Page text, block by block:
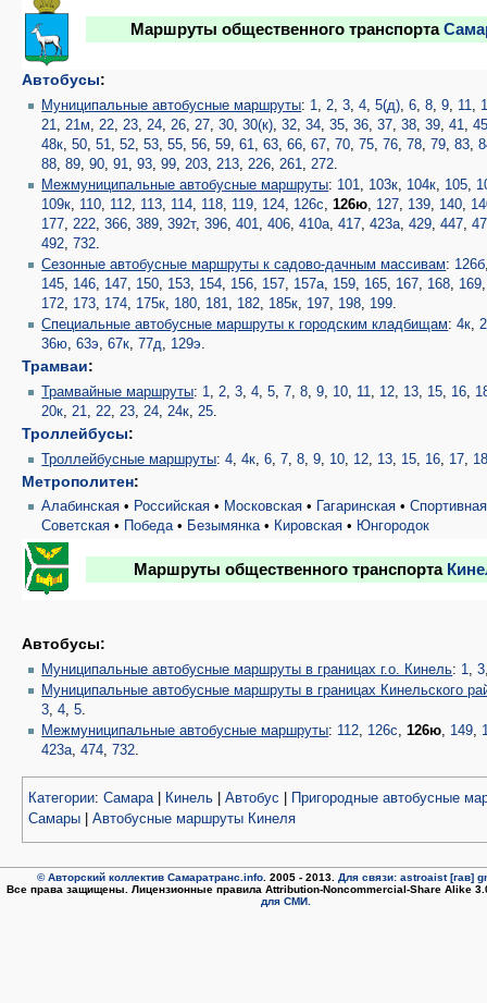
Маршруты общественного транспорта
Автобусы:
Муниципальные автобусные маршруты: 1 2 ,3 ,4 ,5(д) ,6 ,8 ,9 11
21
21м 22 23 24 26 27 ,30 ,30(к) ,32 ,34 ,35 ,36 ,37 ,38 ,39 ,41 ,
48к ,50 ,51 ,52 ,53 ,55 ,56 ,59 ,61 ,63 ,66 ,67 ,70 ,75 ,76 ,78 ,79 ,83 ,
88 ,89 ,90 ,91 ,93 ,99 203 213 226 261 272
Межмуниципальные автобусные маршруты: 101 103к 104к 105
109к
110 112 113 114 118 119 124 126с ,126ю 127 139 140
177
222 ,366 ,389 ,392т,396 ,401 ,406 ,410а ,417 ,423а ,429 ,447 ,
492 ,732
Сезонные автобусные маршруты к садово-дачным массивам: 126б
145, 146, 147, 150, 153, 154, 156, 157, 157а, 159, 165, 167, 168, 169
172, 173, 174, 175к, 180, 181, 182, 185к, 197, 198, 199.
Специальные автобусные маршруты к городским кладбищам:4к,
36ю,63э,67к, 77д, 129э.
Трамваи:
Трамвайные маршруты: 1 2 ,3 ,4 ,5 ,7 ,8 ,9 10 11 12 13 15 16
20к
21 22 23 24 24к 25
Троллейбусы:
Троллейбусные маршруты:4 ,4к ,6 ,7 ,8 ,9 10 12 13 15 16 17
Метрополитен:
Алабинская • Российская • Московская • Гагаринская •Спортивная
Советская • Победа• Безымянка• Кировская • Юнгородок
Маршруты общественного транспорта
Автобусы:
Муниципальные автобусные маршруты в границах г.о. Кинель: 1 ,3
Муниципальные автобусные маршруты в границах Кинельского
3,4,5.
Межмуниципальные автобусные маршруты: 112, 126с,126ю, 149,
423а,474, 732.
Категории: Самара| Кинель Автобус
Пригородные автобусные
Самары
Автобусные маршруты Кинеля
© Авторский коллектив Самаратранс.info . 2005 - 2013. Для связи: astroaist [гав]
Все права защищены. Лицензионные правила Attribution-Noncommercial-Share Alike
для СМИ.